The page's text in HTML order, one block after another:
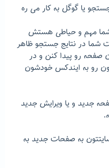
یا گوگل به کار می ره
مهم و حیاطی هستش
شما در نتایج جستجو ظاهر
صفحه رو پیدا کنن و در
رو به ایندکس خودشون
جدید و یا ویرایش جدید
به صفحات جدید به